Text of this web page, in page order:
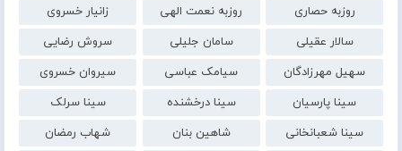
روزبه حصاری
روزبه نعمت الهی
زانیار خسروی
سالار عقیلی
سامان جلیلی
سروش رضایی
سهیل مهرزادگان
سیامک عباسی
سیروان خسروی
سینا پارسیان
سینا درخشنده
سینا سرلک
سینا شعبانخانی
شاهین بنان
شهاب رمضان